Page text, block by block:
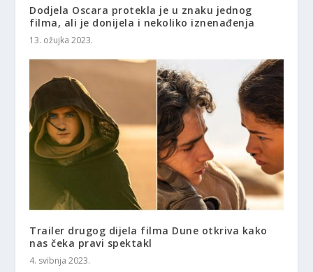
Dodjela Oscara protekla je u znaku jednog
filma, ali je donijela i nekoliko iznenađenja
13. ožujka 2023.
Trailer drugog dijela filma Dune otkriva kako
nas čeka pravi spektakl
4. svibnja 2023.